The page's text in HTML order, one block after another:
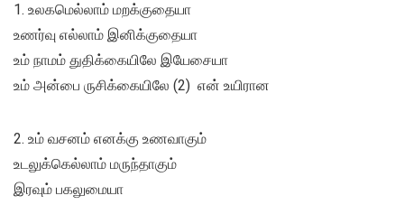
1. உலகமெல்லாம் மறக்குதையா
உணர்வு எல்லாம் இனிக்குதையா
உம் நாமம் துதிக்கையிலே இயேசையா
உம் அன்பை ருசிக்கையிலே (2) என் உயிரான
2. உம் வசனம் எனக்கு உணவாகும்
உடலுக்கெல்லாம் மருந்தாகும்
இரவும் பகலுமையா